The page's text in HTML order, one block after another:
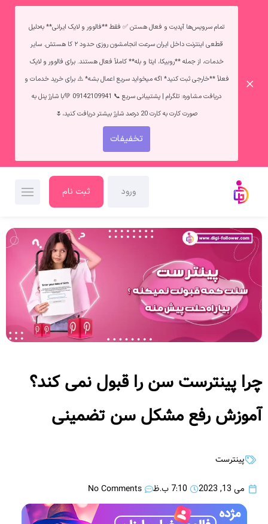
تمام سرویس‌ها آپدیت و فعال هستن ✅ فقط **فالوور و لایک ایرانی** به‌دلیل
قطعی اینترنت داخل ایران سرعت انجامشون روزی حدود ۲ کا هستش. سایر
خدمات، از جمله **روبیکا، ایتا و بله** کاملاً فعال هستند. برای فالوور و لایک
فعلاً **خارجی ثبت کنید* اگه میخواید سریع اعمال بشه* ⚠️ برای خرید خدمات و
دریافت مشاوره: تلگرام | پشتیبانی سریع 📞 09142109941 💚با شارژ پنل به
صورت کارت به کارت 20 درصد شارژ بیشتر دریافت کنید،🌷
تخفیفات
ورود ثبت نام
چرا پینترست سن را قبول نمی کند؟
آموزش رفع مشکل سن تضمینی
پینترست
می 13, 2023 7:10 ب.ظ No Comments